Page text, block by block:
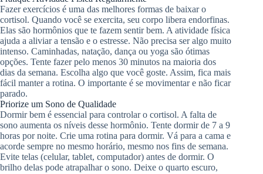
Fazer exercícios é uma das melhores formas de baixar o
cortisol. Quando você se exercita, seu corpo libera endorfinas.
Elas são hormônios que te fazem sentir bem. A atividade física
ajuda a aliviar a tensão e o estresse. Não precisa ser algo muito
intenso. Caminhadas, natação, dança ou yoga são ótimas
opções. Tente fazer pelo menos 30 minutos na maioria dos
dias da semana. Escolha algo que você goste. Assim, fica mais
fácil manter a rotina. O importante é se movimentar e não ficar
parado.
Priorize um Sono de Qualidade
Dormir bem é essencial para controlar o cortisol. A falta de
sono aumenta os níveis desse hormônio. Tente dormir de 7 a 9
horas por noite. Crie uma rotina para dormir. Vá para a cama e
acorde sempre no mesmo horário, mesmo nos fins de semana.
Evite telas (celular, tablet, computador) antes de dormir. O
brilho delas pode atrapalhar o sono. Deixe o quarto escuro,